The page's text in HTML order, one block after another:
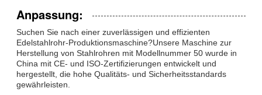
Anpassung:
Suchen Sie nach einer zuverlässigen und effizienten
Edelstahlrohr-Produktionsmaschine?Unsere Maschine zur
Herstellung von Stahlrohren mit Modellnummer 50 wurde in
China mit CE- und ISO-Zertifizierungen entwickelt und
hergestellt, die hohe Qualitäts- und Sicherheitsstandards
gewährleisten.